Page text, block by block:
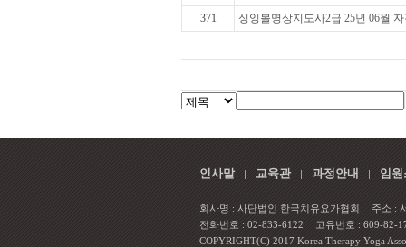
371
싱잉볼명상지도사2급 25년 06월
인사말 교육관 과정안내 임
회사명 : 사단법인 한국치유요가협회
주소 :
전화번호 : 02-833-6122
고유번호 : 609-82-
COPYRIGHT(C) 2017 Korea Therapy Yoga